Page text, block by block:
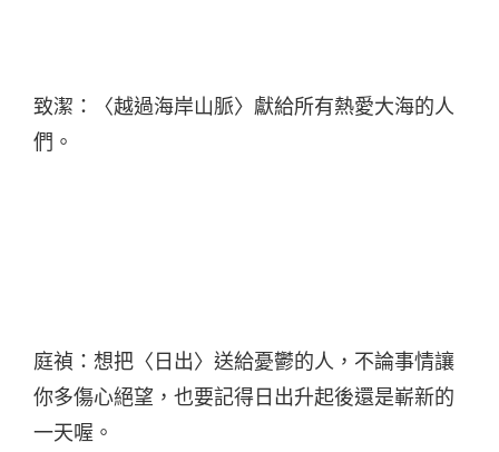
致潔：〈越過海岸山脈〉獻給所有熱愛大海的人
們。
庭禎：想把〈日出〉送給憂鬱的人，不論事情讓
你多傷心絕望，也要記得日出升起後還是嶄新的
一天喔。